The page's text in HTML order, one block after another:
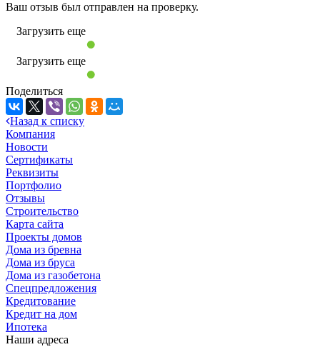
Ваш отзыв был отправлен на проверку.
Загрузить еще
Загрузить еще
Поделиться
Назад к списку
Компания
Новости
Сертификаты
Реквизиты
Портфолио
Отзывы
Строительство
Карта сайта
Проекты домов
Дома из бревна
Дома из бруса
Дома из газобетона
Спецпредложения
Кредитование
Кредит на дом
Ипотека
Наши адреса